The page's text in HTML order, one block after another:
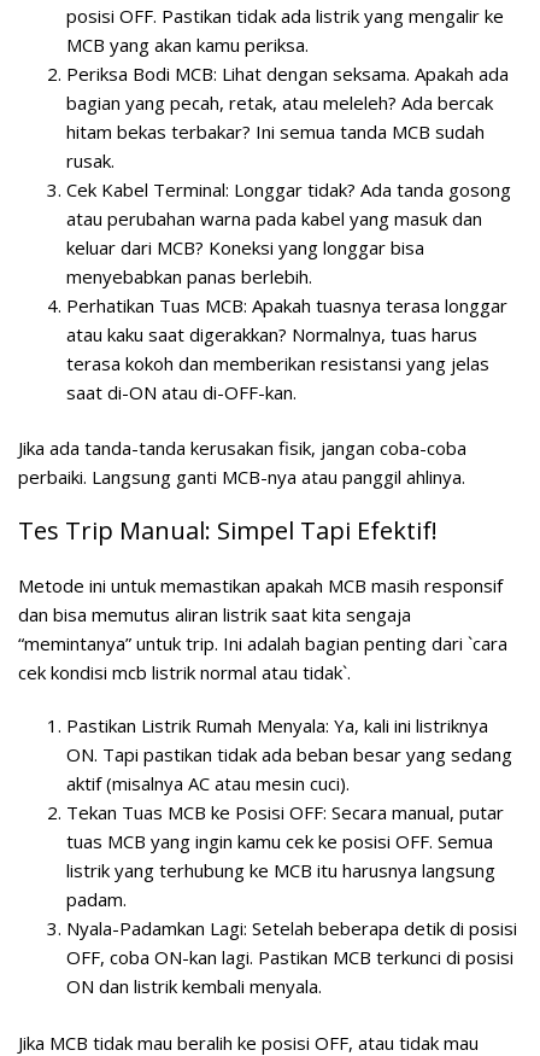
posisi OFF. Pastikan tidak ada listrik yang mengalir ke
MCB yang akan kamu periksa.
Periksa Bodi MCB: Lihat dengan seksama. Apakah ada
bagian yang pecah, retak, atau meleleh? Ada bercak
hitam bekas terbakar? Ini semua tanda MCB sudah
rusak.
Cek Kabel Terminal: Longgar tidak? Ada tanda gosong
atau perubahan warna pada kabel yang masuk dan
keluar dari MCB? Koneksi yang longgar bisa
menyebabkan panas berlebih.
Perhatikan Tuas MCB: Apakah tuasnya terasa longgar
atau kaku saat digerakkan? Normalnya, tuas harus
terasa kokoh dan memberikan resistansi yang jelas
saat di-ON atau di-OFF-kan.
Jika ada tanda-tanda kerusakan fisik, jangan coba-coba
perbaiki. Langsung ganti MCB-nya atau panggil ahlinya.
Tes Trip Manual: Simpel Tapi Efektif!
Metode ini untuk memastikan apakah MCB masih responsif
dan bisa memutus aliran listrik saat kita sengaja
“memintanya” untuk trip. Ini adalah bagian penting dari `cara
cek kondisi mcb listrik normal atau tidak`.
Pastikan Listrik Rumah Menyala: Ya, kali ini listriknya
ON. Tapi pastikan tidak ada beban besar yang sedang
aktif (misalnya AC atau mesin cuci).
Tekan Tuas MCB ke Posisi OFF: Secara manual, putar
tuas MCB yang ingin kamu cek ke posisi OFF. Semua
listrik yang terhubung ke MCB itu harusnya langsung
padam.
Nyala-Padamkan Lagi: Setelah beberapa detik di posisi
OFF, coba ON-kan lagi. Pastikan MCB terkunci di posisi
ON dan listrik kembali menyala.
Jika MCB tidak mau beralih ke posisi OFF, atau tidak mau